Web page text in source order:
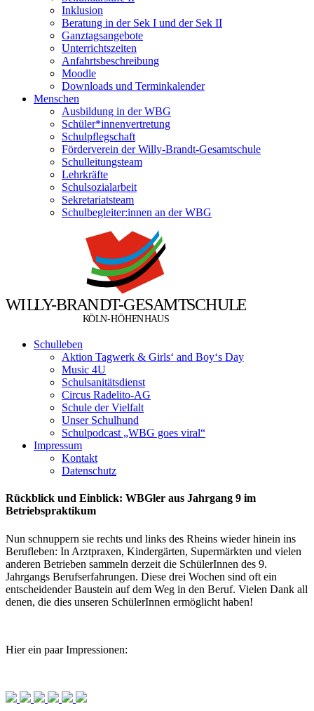
Inklusion
Beratung in der Sek I und der Sek II
Ganztagsangebote
Unterrichtszeiten
Anfahrtsbeschreibung
Moodle
Downloads und Terminkalender
Menschen
Ausbildung in der WBG
Schüler*innenvertretung
Schulpflegschaft
Förderverein der Willy-Brandt-Gesamtschule
Schulleitungsteam
Lehrkräfte
Schulsozialarbeit
Sekretariatsteam
Schulbegleiter:innen an der WBG
WILLY-BRANDT-GESAMTSCHULE
KÖLN-HÖHENHAUS
Schulleben
Aktion Tagwerk & Girls‘ and Boy‘s Day
Music 4U
Schulsanitätsdienst
Circus Radelito-AG
Schule der Vielfalt
Unser Schulhund
Schulpodcast „WBG goes viral“
Impressum
Kontakt
Datenschutz
Rückblick und Einblick: WBGler aus Jahrgang 9 im
Betriebspraktikum
Nun schnuppern sie rechts und links des Rheins wieder hinein ins
Berufleben: In Arztpraxen, Kindergärten, Supermärkten und vielen
anderen Betrieben sammeln derzeit die SchülerInnen des 9.
Jahrgangs Berufserfahrungen. Diese drei Wochen sind oft ein
entscheidender Baustein auf dem Weg in den Beruf. Vielen Dank all
denen, die dies unseren SchülerInnen ermöglicht haben!
Hier ein paar Impressionen: